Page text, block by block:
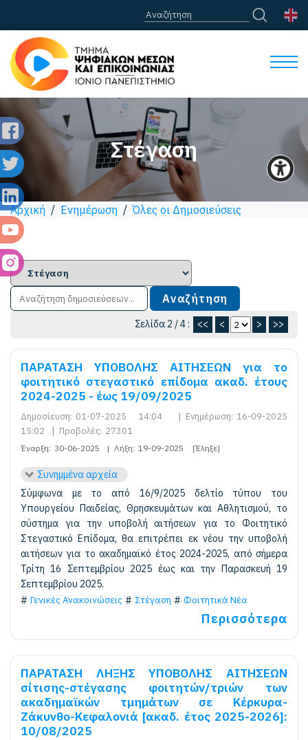
Στέγαση
Αρχική / Ενημέρωση /Όλες οι Δημοσιεύσεις
Σελίδα 2 / 4 : << < > >>
ΠΑΡΑΤΑΣΗ ΥΠΟΒΟΛΗΣ ΑΙΤΗΣΕΩΝ για το
φοιτητικό στεγαστικό επίδομα ακαδ. έτους
2024-2025 - έως 19/09/2025
Δημοσίευση: 01-07-2025 14:04 | Ενημέρωση: 16-09-2025
15:02
| Προβολές: 27301
Έναρξη: 30-06-2025 | Λήξη: 19-09-2025 [Έληξε]
Συνημμένα αρχεία
Σύμφωνα με το από 16/9/2025 δελτίο τύπου του
Υπουργείου Παιδείας, Θρησκευμάτων και Αθλητισμού, το
σύστημα για την υποβολή αιτήσεων για το Φοιτητικό
Στεγαστικό Επίδομα, θα επιτρέπει εκ νέου την υποβολή
αιτήσεων για το ακαδημαϊκό έτος 2024-2025, από σήμερα
Τρίτη 16 Σεπτεμβρίου 2025 έως και την Παρασκευή 19
Σεπτεμβρίου 2025.
Γενικές Ανακοινώσεις
Στέγαση Φοιτητικά Νέα
Περισσότερα
ΠΑΡΑΤΑΣΗ ΛΗΞΗΣ ΥΠΟΒΟΛΗΣ ΑΙΤΗΣΕΩΝ
σίτισης-στέγασης φοιτητών/τριών των
ακαδημαϊκών τμημάτων σε Κέρκυρα-
Ζάκυνθο-Κεφαλονιά [ακαδ. έτος 2025-2026]:
10/08/2025